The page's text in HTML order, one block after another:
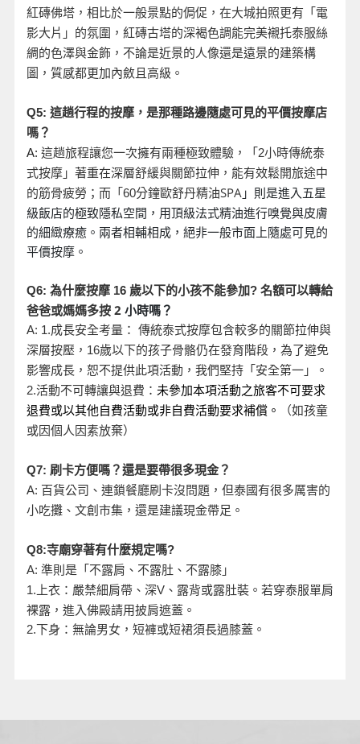
紅磚佛塔，相比於一般景點的侷促，在大城拍照更有「電
影大片」的氛圍，紅磚古塔的深褐色調能完美襯托泰服絲
綢的色澤與金飾，不論是近景的人像還是遠景的建築構
圖，質感都更加內斂且高級。
Q5: 這趟行程的按摩，是那種路邊隨處可見的平價按摩店
嗎？
A: 這趟旅程讓您一次擁有兩種極致體驗，「2小時傳統泰
式按摩」著重在深層舒緩與關節拉伸，能有效鬆開旅途中
的筋骨疲勞；而「60分鐘歐舒丹精油SPA 」則是進入五星
級飯店的極致隱私空間，用頂級法式精油進行嗅覺與皮膚
的細緻療癒。兩者相輔相成，絕非一般市面上隨處可見的
平價按摩。
Q6: 為什麼按摩 16 歲以下的小孩不能參加? 名額可以轉給
爸爸或媽媽多按 2 小時嗎？
A: 1.成長安全考量： 傳統泰式按摩包含較多的關節拉伸與
深層按壓，16歲以下的孩子骨骼仍在發育階段，為了避免
影響成長，恕不提供此項活動，我們堅持「安全第一」。
2.活動不可轉讓與退費： 未參加本項活動之旅客不可要求
退費或以其他自費活動或非自費活動要求補償。
（如孩童
或因個人因素放棄）
Q7: 刷卡方便嗎？還是要帶很多現金？
A: 百貨公司、連鎖餐廳刷卡沒問題，但泰國有很多厲害的
小吃攤、文創市集，還是建議現金帶足。
Q8:寺廟穿著有什麼規定嗎?
A: 準則是「不露肩、不露肚、不露膝」
1. 上衣：嚴禁細肩帶、深V、露背或露肚裝。若穿泰服單肩
裸露，進入佛殿請用披肩遮蓋。
2.下身：無論男女，短褲或短裙須長過膝蓋。